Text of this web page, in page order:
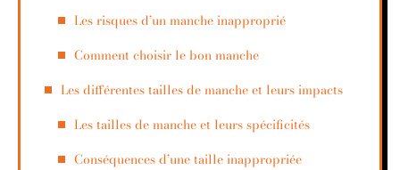
Les risques d’un manche inapproprié
Comment choisir le bon manche
Les différentes tailles de manche et leurs impacts
Les tailles de manche et leurs spécificités
Conséquences d’une taille inappropriée